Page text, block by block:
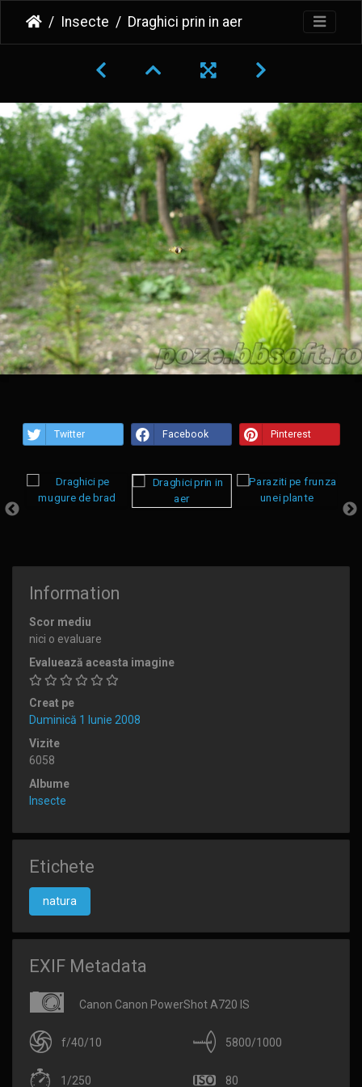
Insecte Draghici prin in aer
Twitter Facebook Pinterest
Information
Scor mediu
nici o evaluare
Evaluează aceasta imagine
Creat pe
Duminică 1 Iunie 2008
Vizite
6058
Albume
Insecte
Etichete
natura
EXIF Metadata
Canon Canon PowerShot A720 IS
f/40/10 5800/1000
1/250 80